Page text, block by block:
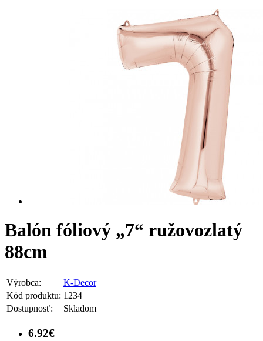
Balón fóliový „7“ ružovozlatý
88cm
Výrobca:
K-Decor
Kód produktu: 1234
Dostupnosť:
Skladom
6.92€